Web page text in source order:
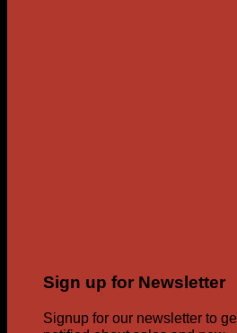
Sign up for Newsletter
Signup for our newsletter to